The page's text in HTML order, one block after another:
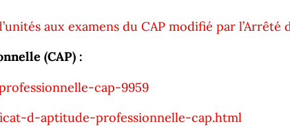
(CAP) :
cap-9959
d-aptitude-professionnelle-cap.html
aux examens du CAP modifié par l’Arrêté